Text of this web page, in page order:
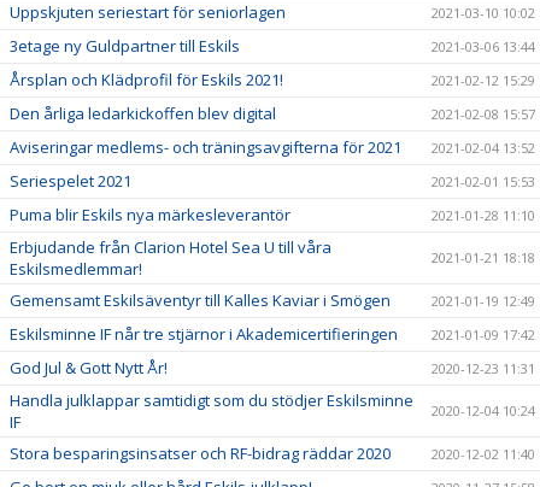
Uppskjuten seriestart för seniorlagen 2021-03-10 10:02
3etage ny Guldpartner till Eskils 2021-03-06 13:44
Årsplan och Klädprofil för Eskils 2021! 2021-02-12 15:29
Den årliga ledarkickoffen blev digital 2021-02-08 15:57
Aviseringar medlems- och träningsavgifterna för 2021 2021-02-04 13:52
Seriespelet 2021 2021-02-01 15:53
Puma blir Eskils nya märkesleverantör 2021-01-28 11:10
Erbjudande från Clarion Hotel Sea U till våra
Eskilsmedlemmar!
2021-01-21 18:18
Gemensamt Eskilsäventyr till Kalles Kaviar i Smögen 2021-01-19 12:49
Eskilsminne IF når tre stjärnor i Akademicertifieringen 2021-01-09 17:42
God Jul & Gott Nytt År! 2020-12-23 11:31
Handla julklappar samtidigt som du stödjer Eskilsminne
IF
2020-12-04 10:24
Stora besparingsinsatser och RF-bidrag räddar 2020 2020-12-02 11:40